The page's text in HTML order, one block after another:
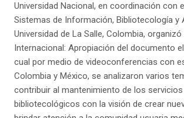
Universidad Nacional, en coordinación con
Sistemas de Información, Bibliotecología y
Universidad de La Salle, Colombia,
Internacional: Apropiación del documento
cual por medio de videoconferencias con
Colombia y México, se analizaron varios
contribuir al mantenimiento de los servicios
bibliotecológicos con la visión de crear